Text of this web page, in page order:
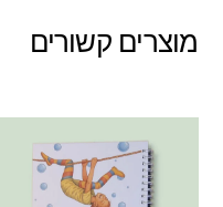
מוצרים קשורים